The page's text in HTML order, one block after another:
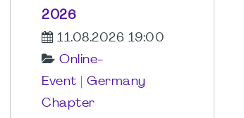
2026
11.08.2026 19:00
Online-
Event
Germany
Chapter